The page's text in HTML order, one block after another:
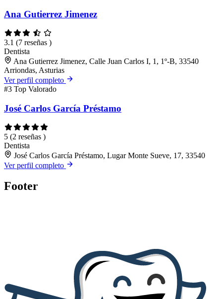
Ana Gutierrez Jimenez
3.1 (7 reseñas )
Dentista
Ana Gutierrez Jimenez, Calle Juan Carlos I, 1, 1º-B, 33540
Arriondas, Asturias
Ver perfil completo
#3 Top Valorado
José Carlos García Préstamo
5 (2 reseñas )
Dentista
José Carlos García Préstamo, Lugar Monte Sueve, 17, 33540
Ver perfil completo
Footer